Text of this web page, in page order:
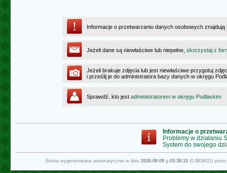
Informacje o przetwarzaniu danych osobowych
Jeżeli dane są niewłaściwe lub niepełne, skorzystaj z
Jeżeli brakuje zdjęcia lub jest niewłaściwe przygotuj
i prześlij je do administratora bazy danych w okręgu
Sprawdź, kto jest administratorem w okręgu Podlaskim
Informacje o
Problemy w działaniu
System do swojego
Strona wygenerowana automatycznie w dniu 2026-08-09g.03:38:10(0.8836/21)